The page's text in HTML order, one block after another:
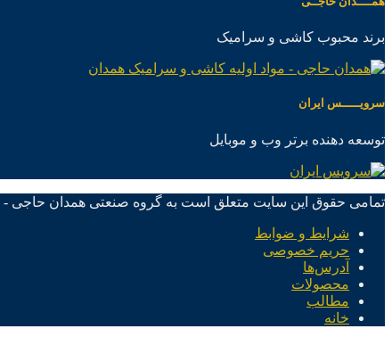
برند محبوب کاشی و سرامیک
سرویـــــس ایران
توسعه دهنده برتر وب و موبایل
تمامی حقوق این سایت متعلق است به گروه صنعتی همدان حاجی -
شرایط و ضوابط
حریم خصوصی
آدرس‌ها
محصولات
مطالب
خانه